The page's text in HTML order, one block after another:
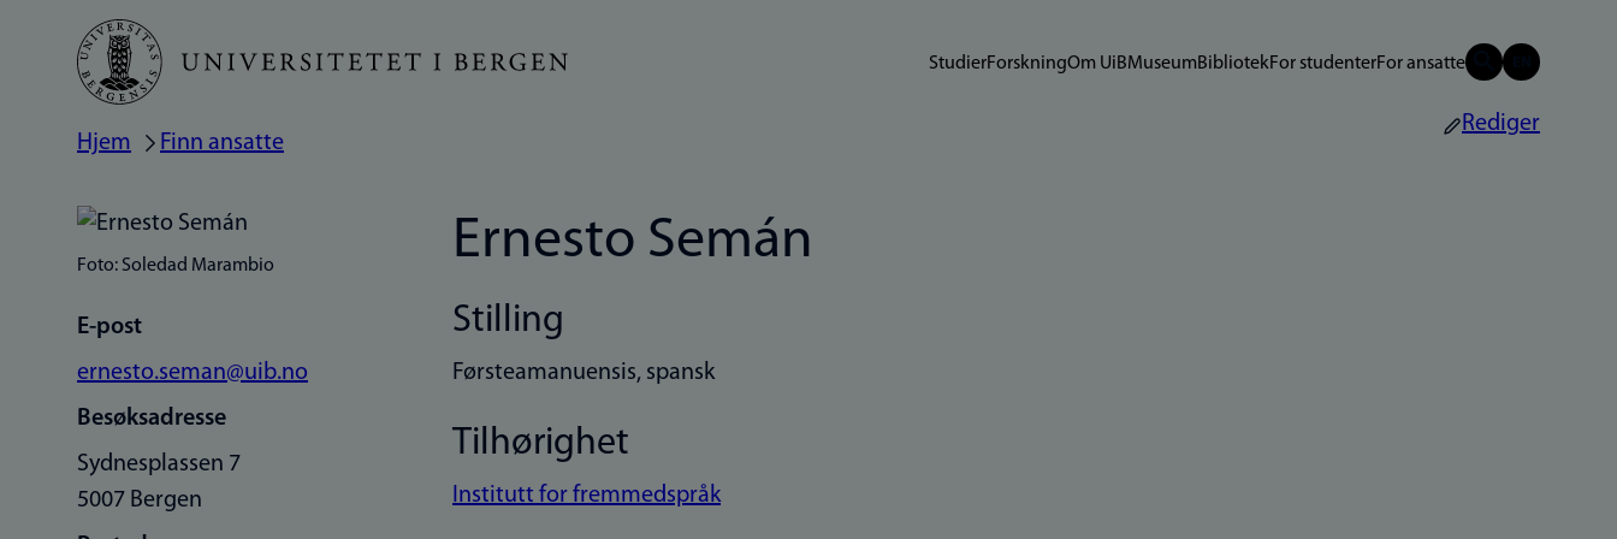
Hopp
hovedinnhold
StudierForskningOm UiBMuseumBibliotekFor studenterFor ansatte
Navigasjonssti
Hjem Finn ansatte
Rediger
Foto: Soledad Marambio
E-post
ernesto.seman@uib.no
Besøksadresse
Sydnesplassen 7
5007 Bergen
Ernesto Semán
Stilling
Førsteamanuensis, spansk
Tilhørighet
Institutt for fremmedspråk